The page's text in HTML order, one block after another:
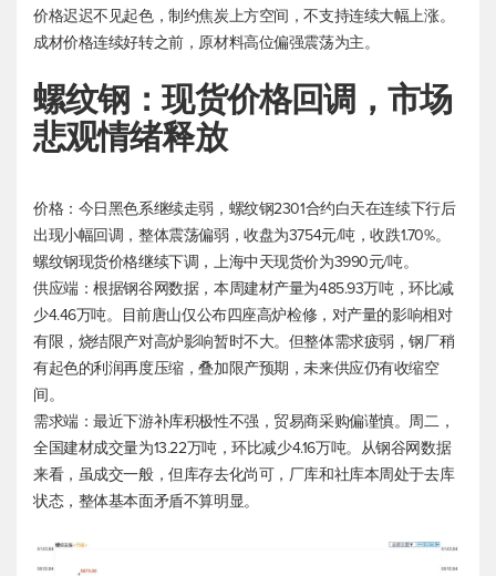
价格迟迟不见起色，制约焦炭上方空间，不支持连续大幅上涨。
成材价格连续好转之前，原材料高位偏强震荡为主。
螺纹钢：现货价格回调，市场
悲观情绪释放
价格：今日黑色系继续走弱，螺纹钢2301合约白天在连续下行后
出现小幅回调，整体震荡偏弱，收盘为3754元/吨，收跌1.70%。
螺纹钢现货价格继续下调，上海中天现货价为3990元/吨。
供应端：根据钢谷网数据，本周建材产量为485.93万吨，环比减
少4.46万吨。目前唐山仅公布四座高炉检修，对产量的影响相对
有限，烧结限产对高炉影响暂时不大。但整体需求疲弱，钢厂稍
有起色的利润再度压缩，叠加限产预期，未来供应仍有收缩空
间。
需求端：最近下游补库积极性不强，贸易商采购偏谨慎。周二，
全国建材成交量为13.22万吨，环比减少4.16万吨。从钢谷网数据
来看，虽成交一般，但库存去化尚可，厂库和社库本周处于去库
状态，整体基本面矛盾不算明显。